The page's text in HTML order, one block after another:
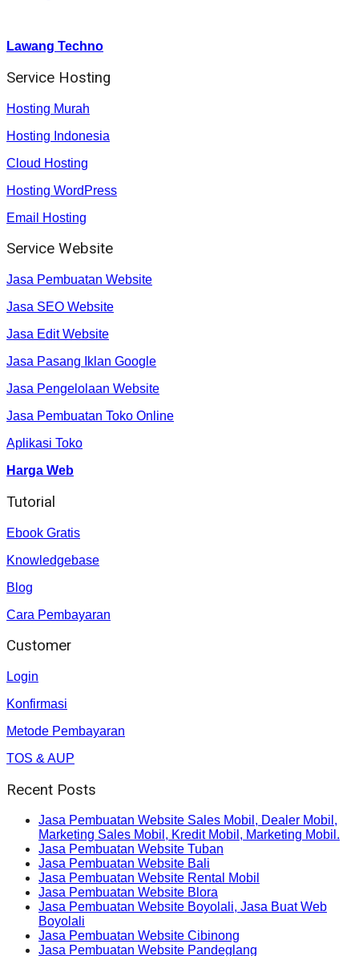
Lawang Techno
Service Hosting
Hosting Murah
Hosting Indonesia
Cloud Hosting
Hosting WordPress
Email Hosting
Service Website
Jasa Pembuatan Website
Jasa SEO Website
Jasa Edit Website
Jasa Pasang Iklan Google
Jasa Pengelolaan Website
Jasa Pembuatan Toko Online
Aplikasi Toko
Harga Web
Tutorial
Ebook Gratis
Knowledgebase
Blog
Cara Pembayaran
Customer
Login
Konfirmasi
Metode Pembayaran
TOS & AUP
Recent Posts
Jasa Pembuatan Website Sales Mobil, Dealer Mobil,
Marketing Sales Mobil, Kredit Mobil, Marketing Mobil.
Jasa Pembuatan Website Tuban
Jasa Pembuatan Website Bali
Jasa Pembuatan Website Rental Mobil
Jasa Pembuatan Website Blora
Jasa Pembuatan Website Boyolali, Jasa Buat Web
Boyolali
Jasa Pembuatan Website Cibinong
Jasa Pembuatan Website Pandeglang